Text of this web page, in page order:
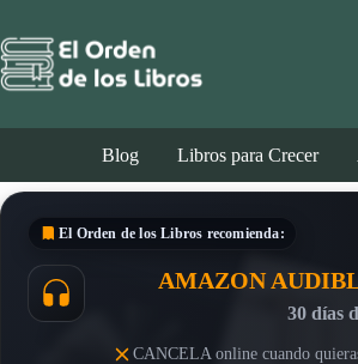
contenido
Blog Libros para Crecer
El Orden de los Libros recomienda:
AMAZON
30 días
CANCELA online cuando